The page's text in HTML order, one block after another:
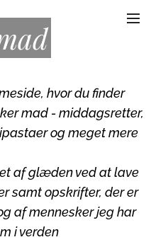
hvor du finder
mad - middagsretter,
og meget mere
af glæden ved at lave
samt opskrifter, der er
af mennesker jeg har
i verden